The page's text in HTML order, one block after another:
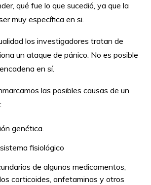
qué fue lo que sucedió, ya que la
muy específica en si.
los investigadores tratan de
un ataque de pánico. No es posible
en sí.
las posibles causas de un
genética.
fisiológico
de algunos medicamentos,
corticoides, anfetaminas y otros